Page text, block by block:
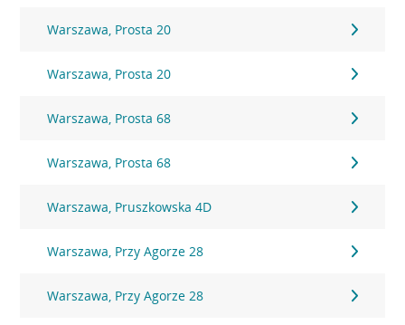
Warszawa, Prosta 20
Warszawa, Prosta 20
Warszawa, Prosta 68
Warszawa, Prosta 68
Warszawa, Pruszkowska 4D
Warszawa, Przy Agorze 28
Warszawa, Przy Agorze 28